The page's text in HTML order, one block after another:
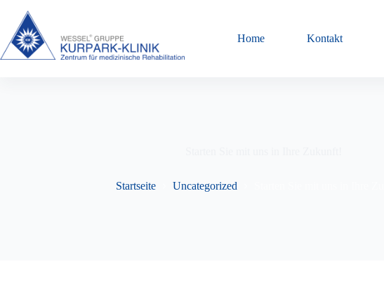
Inhalt
springen
Home Kontakt
Startseite Uncategorized